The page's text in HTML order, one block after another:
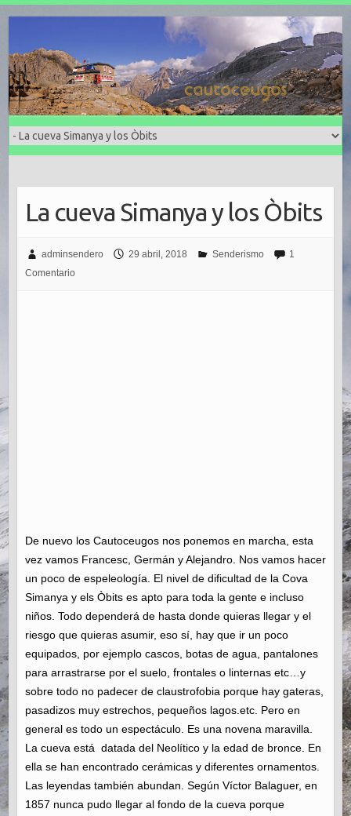
La cueva Simanya y los Òbits
adminsendero 29 abril, 2018 Senderismo
1
Comentario
De nuevo los Cautoceugos nos ponemos en marcha, esta
vez vamos Francesc, Germán y Alejandro. Nos vamos hacer
un poco de espeleología. El nivel de dificultad de la Cova
Simanya y els Òbits es apto para toda la gente e incluso
niños. Todo dependerá de hasta donde quieras llegar y el
riesgo que quieras asumir, eso sí, hay que ir un poco
equipados, por ejemplo cascos, botas de agua, pantalones
para arrastrarse por el suelo, frontales o linternas etc…y
sobre todo no padecer de claustrofobia porque hay gateras,
pasadizos muy estrechos, pequeños lagos.etc. Pero en
general es todo un espectáculo. Es una novena maravilla.
La cueva está datada del Neolítico y la edad de bronce. En
ella se han encontrado cerámicas y diferentes ornamentos.
Las leyendas también abundan. Según Víctor Balaguer, en
1857 nunca pudo llegar al fondo de la cueva porque